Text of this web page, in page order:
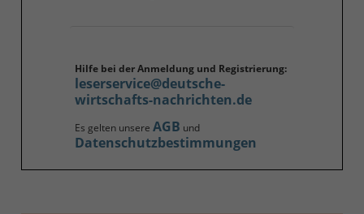
Hilfe bei der Anmeldung und Registrierung:
leserservice@deutsche-
wirtschafts-nachrichten.de
Es gelten unsere AGB und
Datenschutzbestimmungen